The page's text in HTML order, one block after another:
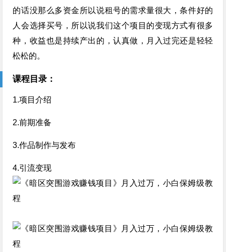
的话没那么多资金所以说租号的需求量很大，条件好的
人会选择买号，所以说我们这个项目的变现方式有很多
种，收益也是持续产出的，认真做，月入过完还是轻轻
松松的。
课程目录：
1.项目介绍
2.前期准备
3.作品制作与发布
4.引流变现